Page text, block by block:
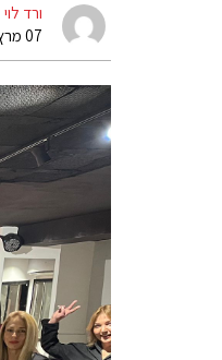
ורד לוי
07 מרץ, 2023 09:37